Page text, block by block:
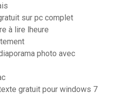
sur pc complet
à lire lheure
photo avec
gratuit pour windows 7